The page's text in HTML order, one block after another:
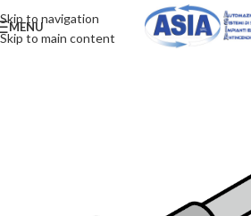
Skip to navigation
Skip to main content
MENU